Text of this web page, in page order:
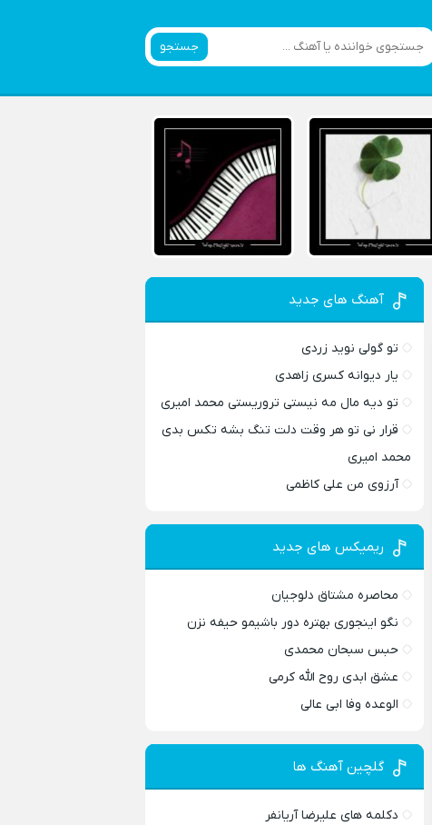
جستجو
آهنگ های جدید
تو گولی نوید زردی
یار دیوانه کسری زاهدی
تو دیه مال مه نیستی تروریستی محمد امیری
قرار نی تو هر وقت دلت تنگ بشه تکس بدی
محمد امیری
آرزوی من علی کاظمی
ریمیکس های جدید
محاصره مشتاق دلوجیان
نگو اینجوری بهتره دور باشیمو حیفه نزن
حبس سبحان محمدی
عشق ابدی روح الله کرمی
الوعده وفا ابی عالی
گلچین آهنگ ها
دکلمه های علیرضا آریانفر